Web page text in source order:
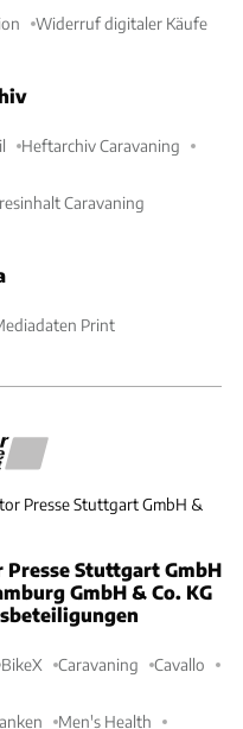
Widerruf digitaler Käufe
Heftarchiv Caravaning
Caravaning
Print
Presse Stuttgart GmbH &
Stuttgart GmbH
GmbH & Co. KG
BikeX Caravaning Cavallo
Men's Health